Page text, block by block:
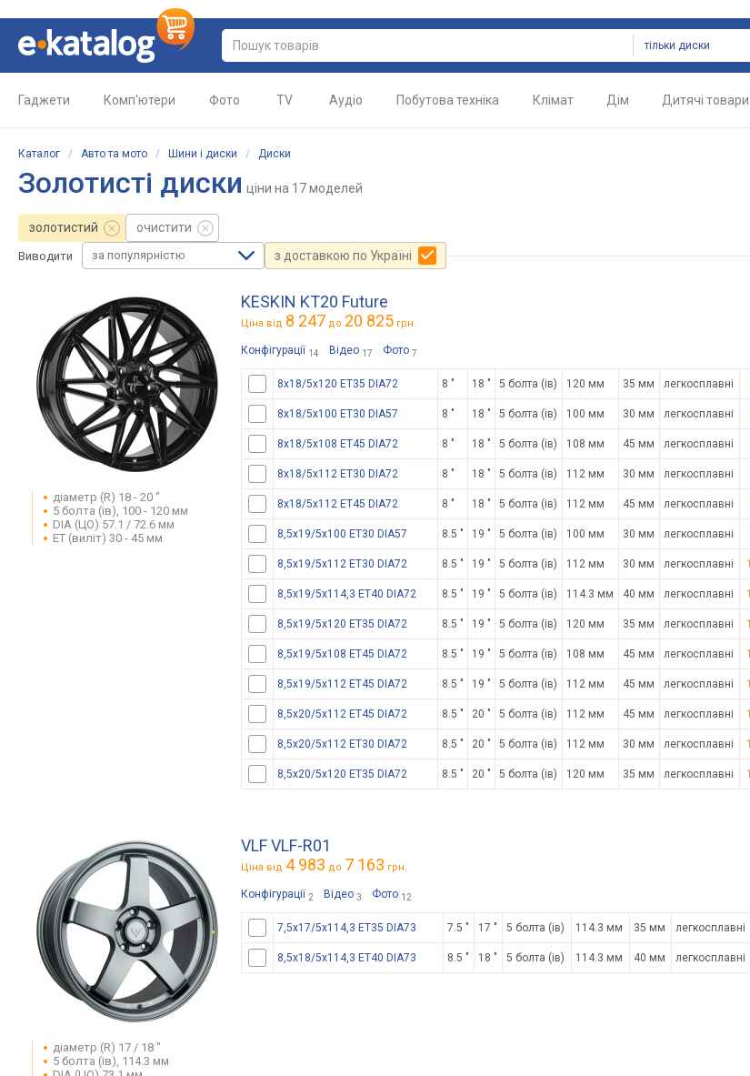
тільки диски
Гаджети Комп'ютери Фото TV Аудіо Побутова техніка Клімат Дім Дитячі товари
Каталог / Авто та мото / Шини і диски / Диски
Золотисті диски ціни на 17 моделей
золотистий очистити
Виводити за популярністю з доставкою по Україні
діаметр (R) 18 - 20 "
5 болта (ів), 100 - 120 мм
DIA (ЦО) 57.1 / 72.6 мм
ET (виліт) 30 - 45 мм
KESKIN KT20 Future
Ціна від 8 247 до 20 825 грн.
Конфігурації 14 Відео 17 Фото 7
8x18/5x120 ET35 DIA72 8 " 18 " 5 болта (ів) 120 мм 35 мм легкосплавні
8x18/5x100 ET30 DIA57 8 " 18 " 5 болта (ів) 100 мм 30 мм легкосплавні
8x18/5x108 ET45 DIA72 8 " 18 " 5 болта (ів) 108 мм 45 мм легкосплавні
8x18/5x112 ET30 DIA72 8 " 18 " 5 болта (ів) 112 мм 30 мм легкосплавні
8x18/5x112 ET45 DIA72 8 " 18 " 5 болта (ів) 112 мм 45 мм легкосплавні
8,5x19/5x100 ET30 DIA57 8.5 " 19 " 5 болта (ів) 100 мм 30 мм легкосплавні
8,5x19/5x112 ET30 DIA72 8.5 " 19 " 5 болта (ів) 112 мм 30 мм легкосплавні
8,5x19/5x114,3 ET40 DIA72 8.5 " 19 " 5 болта (ів) 114.3 мм 40 мм легкосплавні
8,5x19/5x120 ET35 DIA72 8.5 " 19 " 5 болта (ів) 120 мм 35 мм легкосплавні
8,5x19/5x108 ET45 DIA72 8.5 " 19 " 5 болта (ів) 108 мм 45 мм легкосплавні
8,5x19/5x112 ET45 DIA72 8.5 " 19 " 5 болта (ів) 112 мм 45 мм легкосплавні
8,5x20/5x112 ET45 DIA72 8.5 " 20 " 5 болта (ів) 112 мм 45 мм легкосплавні
8,5x20/5x112 ET30 DIA72 8.5 " 20 " 5 болта (ів) 112 мм 30 мм легкосплавні
8,5x20/5x120 ET35 DIA72 8.5 " 20 " 5 болта (ів) 120 мм 35 мм легкосплавні
діаметр (R) 17 / 18 "
5 болта (ів), 114.3 мм
VLF VLF-R01
Ціна від 4 983 до 7 163 грн.
Конфігурації 2 Відео 3 Фото 12
7,5x17/5x114,3 ET35 DIA73 7.5 " 17 " 5 болта (ів) 114.3 мм 35 мм легкосплавні
8,5x18/5x114,3 ET40 DIA73 8.5 " 18 " 5 болта (ів) 114.3 мм 40 мм легкосплавні